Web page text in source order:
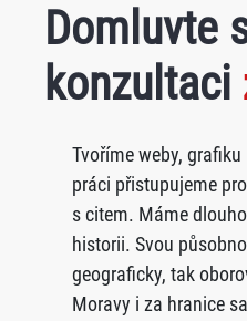
Domluvte
konzultaci
Tvoříme weby,
práci přistupujeme
s citem. Máme
historii. Svou
geograficky, tak
Moravy i za hranice